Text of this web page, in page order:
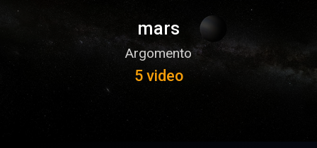
mars
Argomento
5 video